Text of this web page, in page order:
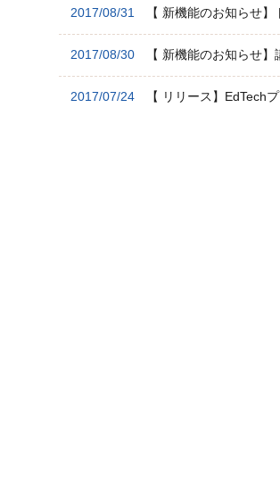
2017/08/31 【 新機能のお知らせ
2017/08/30 【 新機能のお知らせ
2017/07/24 【 リリース】EdTech